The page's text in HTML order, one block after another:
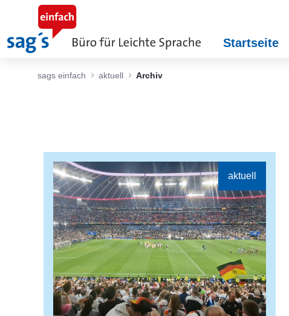
Zum Hauptinhalt springen
Startseite
sags einfach aktuell Archiv